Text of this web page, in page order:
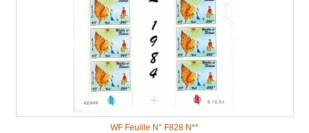
WF Feuille N° F828 N**